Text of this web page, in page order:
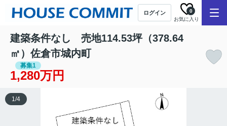
ログイン
お気に入り
0
建築条件なし 売地114.53坪（378.64
㎡）佐倉市城内町
募集1
1,280万円
1/4